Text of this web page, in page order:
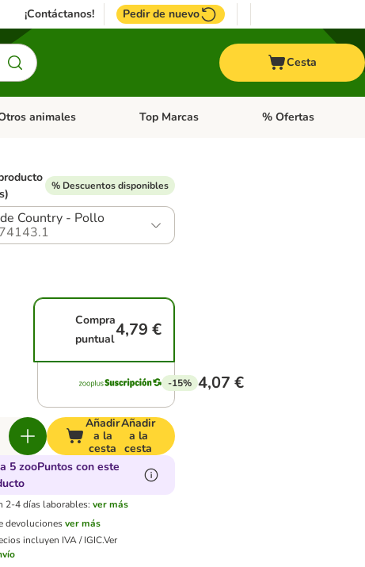
¡Contáctanos! Pedir de nuevo
Cesta
Roedores y +
de categoria abierto: Pájaros
animales Menú de categoria abierto: Otros animales
Top Marcas Menú de categoria
% Ofertas
% Descuentos disponibles
Country - Pollo
Compra
puntual4,79 €
-15% 4,07 €
Añadir
a la
cesta
Añadir
a la
cesta
5 zooPuntos con este
2-4 días laborables: ver más
devolucionesver más
incluyen IVA / IGIC.Ver